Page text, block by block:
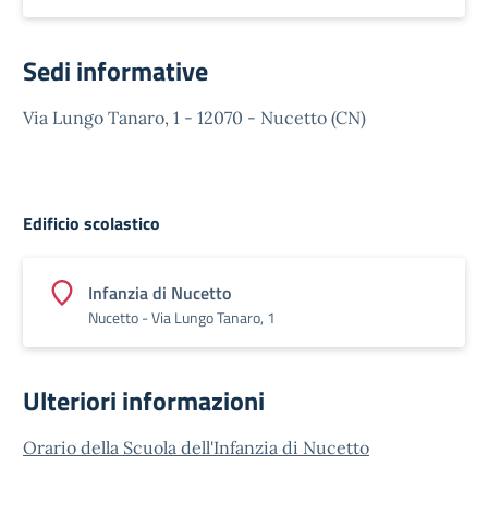
Sedi informative
Via Lungo Tanaro, 1 - 12070 - Nucetto (CN)
Edificio scolastico
Infanzia di Nucetto
Nucetto - Via Lungo Tanaro, 1
Ulteriori informazioni
Orario della Scuola dell'Infanzia di Nucetto